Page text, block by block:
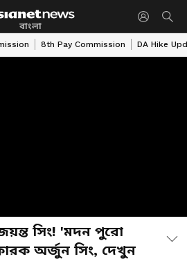
বাংলা
8th Pay Commission DA Hike
সিং! 'মদন পুরো
অর্জুন সিং, দেখুন